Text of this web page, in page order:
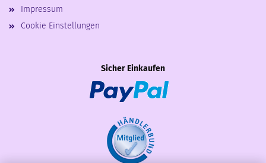
Impressum
Cookie Einstellungen
Sicher Einkaufen